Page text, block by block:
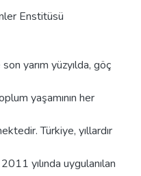
Enstitüsü
yarım yüzyılda, göç
yaşamının her
Türkiye, yıllardır
yılında uygulanılan